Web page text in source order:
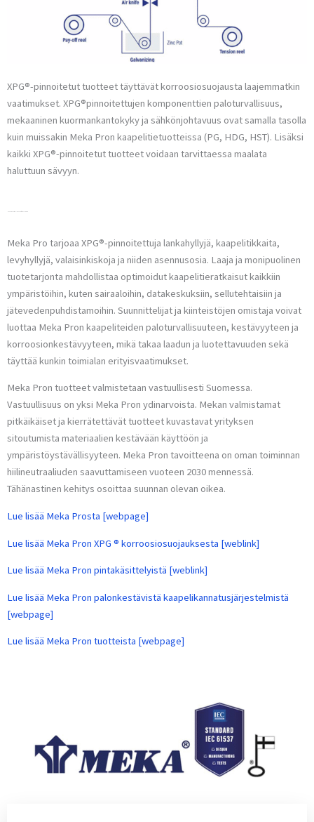
XPG®-pinnoitetut tuotteet täyttävät korroosiosuojausta laajemmatkin
vaatimukset. XPG®pinnoitettujen komponenttien paloturvallisuus,
mekaaninen kuormankantokyky ja sähkönjohtavuus ovat samalla tasolla
kuin muissakin Meka Pron kaapelitietuotteissa (PG, HDG, HST). Lisäksi
kaikki XPG®-pinnoitetut tuotteet voidaan tarvittaessa maalata
haluttuun sävyyn.
Meka Pro tarjoaa XPG®-pinnoitettuja lankahyllyjä, kaapelitikkaita,
levyhyllyjä, valaisinkiskoja ja niiden asennusosia. Laaja ja monipuolinen
tuotetarjonta mahdollistaa optimoidut kaapelitieratkaisut kaikkiin
ympäristöihin, kuten sairaaloihin, datakeskuksiin, sellutehtaisiin ja
jätevedenpuhdistamoihin. Suunnittelijat ja kiinteistöjen omistaja voivat
luottaa Meka Pron kaapeliteiden paloturvallisuuteen, kestävyyteen ja
korroosionkestävyyteen, mikä takaa laadun ja luotettavuuden sekä
täyttää kunkin toimialan erityisvaatimukset.
Meka Pron tuotteet valmistetaan vastuullisesti Suomessa.
Vastuullisuus on yksi Meka Pron ydinarvoista. Mekan valmistamat
pitkäikäiset ja kierrätettävät tuotteet kuvastavat yrityksen
sitoutumista materiaalien kestävään käyttöön ja
ympäristöystävällisyyteen. Meka Pron tavoitteena on oman toiminnan
hiilineutraaliuden saavuttamiseen vuoteen 2030 mennessä.
Tähänastinen kehitys osoittaa suunnan olevan oikea.
Lue lisää Meka Prosta [webpage]
Lue lisää Meka Pron XPG ® korroosiosuojauksesta [weblink]
Lue lisää Meka Pron pintakäsittelyistä [weblink]
Lue lisää Meka Pron palonkestävistä kaapelikannatusjärjestelmistä
[webpage]
Lue lisää Meka Pron tuotteista [webpage]